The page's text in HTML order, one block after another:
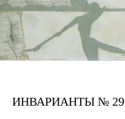
ИНВАРИАНТЫ № 29